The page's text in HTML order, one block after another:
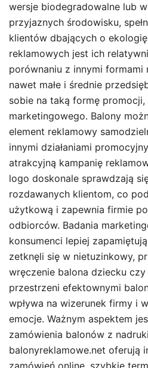
wersje biodegradowalne lub
przyjaznych środowisku,
klientów dbających o
reklamowych jest ich
porównaniu z innymi formami
nawet małe i średnie
sobie na taką formę
marketingowego. Balony
element reklamowy
innymi działaniami
atrakcyjną kampanię
logo doskonale sprawdzają
rozdawanych klientom, co
użytkową i zapewnia firmie
odbiorców. Badania
konsumenci lepiej
zetknęli się w nietuzinkowy,
wręczenie balona dziecku
przestrzeni efektownymi
wpływa na wizerunek firmy i
emocje. Ważnym aspektem
zamówienia balonów z
balonyreklamowe.net oferują
zamówień online, szybkie